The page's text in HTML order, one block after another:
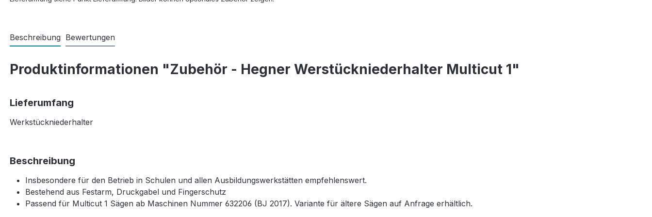
Beschreibung Bewertungen
Produktinformationen "Zubehör - Hegner Werstückniederhalter Multicut 1"
Lieferumfang
Werkstückniederhalter
Beschreibung
Insbesondere für den Betrieb in Schulen und allen Ausbildungswerkstätten empfehlenswert.
Bestehend aus Festarm, Druckgabel und Fingerschutz
Passend für Multicut 1 Sägen ab Maschinen Nummer 632206 (BJ 2017). Variante für ältere Sägen auf Anfrage erhältlich.